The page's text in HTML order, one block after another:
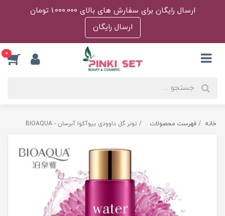
ارسال رایگان برای سفارش های بالای 1.000.000 تومان
ارسال رایگان
0
خانه فهرست محصولات تونر گل داوودی بیوآکوا آبرسان - BIOAQUA